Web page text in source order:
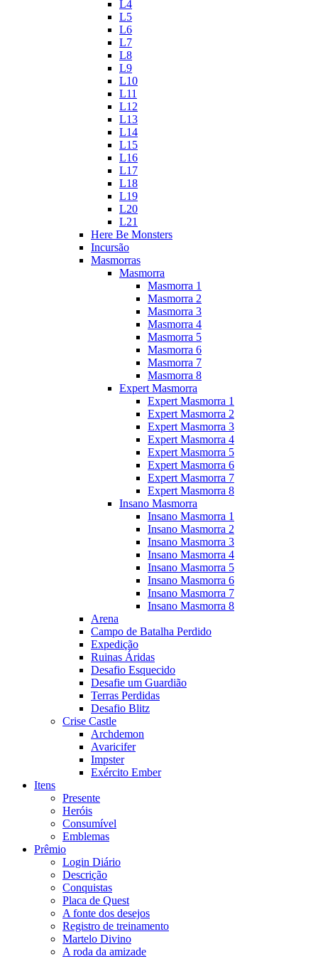
L4
L5
L6
L7
L8
L9
L10
L11
L12
L13
L14
L15
L16
L17
L18
L19
L20
L21
Here Be Monsters
Incursão
Masmorras
Masmorra
Masmorra 1
Masmorra 2
Masmorra 3
Masmorra 4
Masmorra 5
Masmorra 6
Masmorra 7
Masmorra 8
Expert Masmorra
Expert Masmorra 1
Expert Masmorra 2
Expert Masmorra 3
Expert Masmorra 4
Expert Masmorra 5
Expert Masmorra 6
Expert Masmorra 7
Expert Masmorra 8
Insano Masmorra
Insano Masmorra 1
Insano Masmorra 2
Insano Masmorra 3
Insano Masmorra 4
Insano Masmorra 5
Insano Masmorra 6
Insano Masmorra 7
Insano Masmorra 8
Arena
Campo de Batalha Perdido
Expedição
Ruinas Áridas
Desafio Esquecido
Desafie um Guardião
Terras Perdidas
Desafio Blitz
Crise Castle
Archdemon
Avaricifer
Impster
Exército Ember
Itens
Presente
Heróis
Consumível
Emblemas
Prêmio
Login Diário
Descrição
Conquistas
Placa de Quest
A fonte dos desejos
Registro de treinamento
Martelo Divino
A roda da amizade